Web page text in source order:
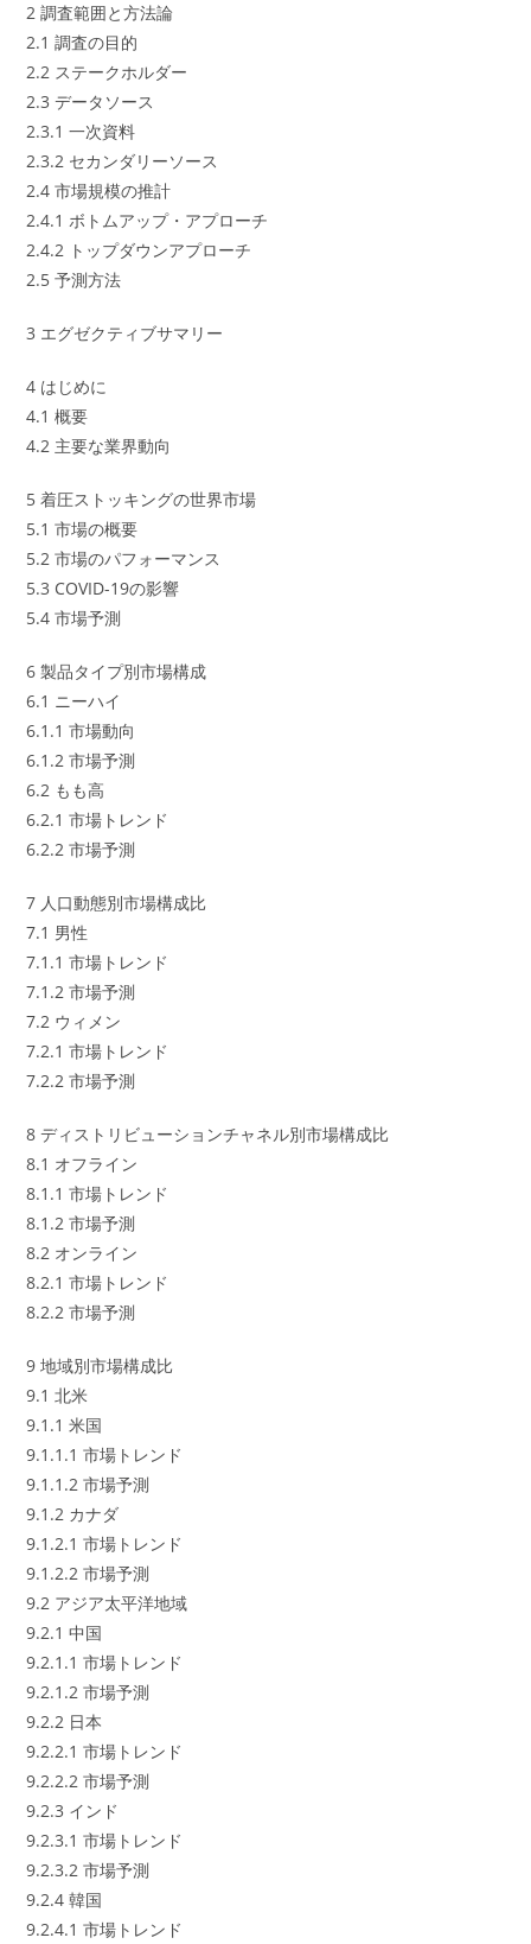
2 調査範囲と方法論
2.1 調査の目的
2.2 ステークホルダー
2.3 データソース
2.3.1 一次資料
2.3.2 セカンダリーソース
2.4 市場規模の推計
2.4.1 ボトムアップ・アプローチ
2.4.2 トップダウンアプローチ
2.5 予測方法
3 エグゼクティブサマリー
4 はじめに
4.1 概要
4.2 主要な業界動向
5 着圧ストッキングの世界市場
5.1 市場の概要
5.2 市場のパフォーマンス
5.3 COVID-19の影響
5.4 市場予測
6 製品タイプ別市場構成
6.1 ニーハイ
6.1.1 市場動向
6.1.2 市場予測
6.2 もも高
6.2.1 市場トレンド
6.2.2 市場予測
7 人口動態別市場構成比
7.1 男性
7.1.1 市場トレンド
7.1.2 市場予測
7.2 ウィメン
7.2.1 市場トレンド
7.2.2 市場予測
8 ディストリビューションチャネル別市場構成比
8.1 オフライン
8.1.1 市場トレンド
8.1.2 市場予測
8.2 オンライン
8.2.1 市場トレンド
8.2.2 市場予測
9 地域別市場構成比
9.1 北米
9.1.1 米国
9.1.1.1 市場トレンド
9.1.1.2 市場予測
9.1.2 カナダ
9.1.2.1 市場トレンド
9.1.2.2 市場予測
9.2 アジア太平洋地域
9.2.1 中国
9.2.1.1 市場トレンド
9.2.1.2 市場予測
9.2.2 日本
9.2.2.1 市場トレンド
9.2.2.2 市場予測
9.2.3 インド
9.2.3.1 市場トレンド
9.2.3.2 市場予測
9.2.4 韓国
9.2.4.1 市場トレンド